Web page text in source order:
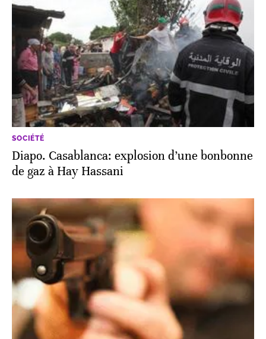
SOCIÉTÉ
Diapo. Casablanca: explosion d’une bonbonne
de gaz à Hay Hassani